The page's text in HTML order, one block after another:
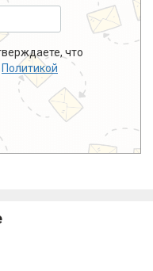
что
Политикой